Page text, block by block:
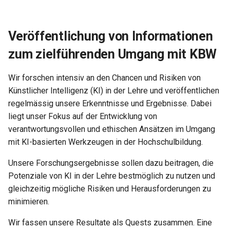
Veröffentlichung von Informationen
zum zielführenden Umgang mit KBW
Wir forschen intensiv an den Chancen und Risiken von
Künstlicher Intelligenz (KI) in der Lehre und veröffentlichen
regelmässig unsere Erkenntnisse und Ergebnisse. Dabei
liegt unser Fokus auf der Entwicklung von
verantwortungsvollen und ethischen Ansätzen im Umgang
mit KI-basierten Werkzeugen in der Hochschulbildung.
Unsere Forschungsergebnisse sollen dazu beitragen, die
Potenziale von KI in der Lehre bestmöglich zu nutzen und
gleichzeitig mögliche Risiken und Herausforderungen zu
minimieren.
Wir fassen unsere Resultate als Quests zusammen. Eine